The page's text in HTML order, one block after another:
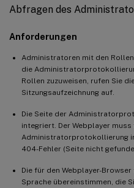
Abfragen des
Anforderungen
Administratoren mit den Rollen
die
Rollen zuzuweisen, rufen Sie
Sitzungsaufzeichnung auf.
Die Seite der
integriert. Der Webplayer
Administratorprotokollierung
404-Fehler (Seite nicht
Die für den Webplayer-
Sprache übereinstimmen, die